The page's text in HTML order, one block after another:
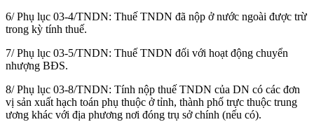
6/ Phụ lục 03-4/TNDN: Thuế TNDN đã nộp ở nước ngoài được trừ
trong kỳ tính thuế.
7/ Phụ lục 03-5/TNDN: Thuế TNDN đối với hoạt động chuyển
nhượng BĐS.
8/ Phụ lục 03-8/TNDN: Tính nộp thuế TNDN của DN có các đơn
vị sản xuất hạch toán phụ thuộc ở tỉnh, thành phố trực thuộc trung
ương khác với địa phương nơi đóng trụ sở chính (nếu có).